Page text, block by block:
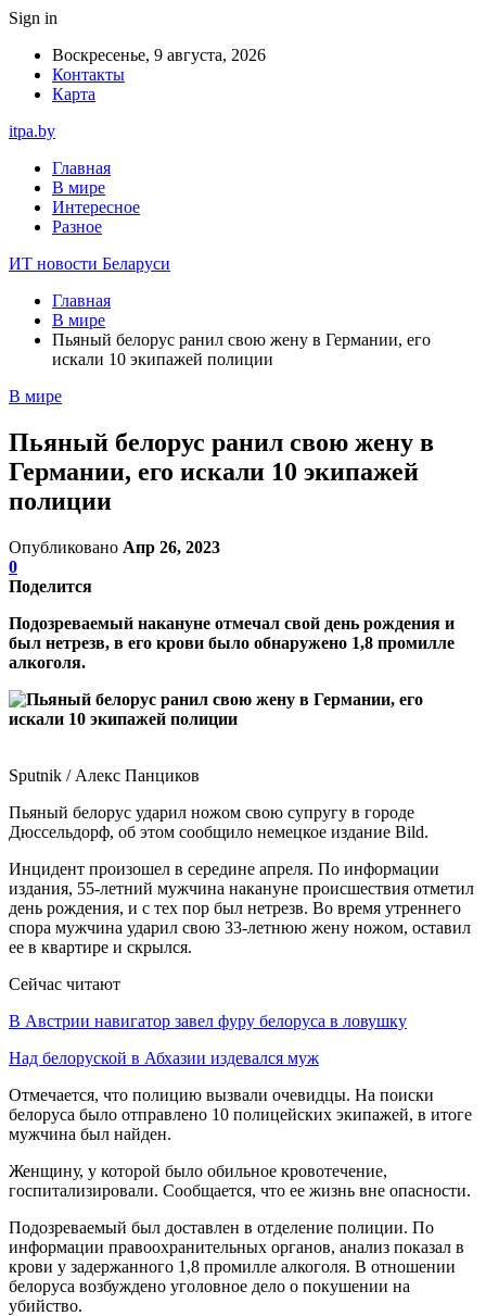
Sign in
Воскресенье, 9 августа, 2026
Контакты
Карта
itpa.by
Главная
В мире
Интересное
Разное
ИТ новости Беларуси
Главная
В мире
Пьяный белорус ранил свою жену в Германии, его
искали 10 экипажей полиции
В мире
Пьяный белорус ранил свою жену в
Германии, его искали 10 экипажей
полиции
Опубликовано Апр 26, 2023
0
Поделится
Подозреваемый накануне отмечал свой день рождения и
был нетрезв, в его крови было обнаружено 1,8 промилле
алкоголя.
Sputnik / Алекс Панциков
Пьяный белорус ударил ножом свою супругу в городе
Дюссельдорф, об этом сообщило немецкое издание Bild.
Инцидент произошел в середине апреля. По информации
издания, 55-летний мужчина накануне происшествия отметил
день рождения, и с тех пор был нетрезв. Во время утреннего
спора мужчина ударил свою 33-летнюю жену ножом, оставил
ее в квартире и скрылся.
Сейчас читают
В Австрии навигатор завел фуру белоруса в ловушку
Над белоруской в Абхазии издевался муж
Отмечается, что полицию вызвали очевидцы. На поиски
белоруса было отправлено 10 полицейских экипажей, в итоге
мужчина был найден.
Женщину, у которой было обильное кровотечение,
госпитализировали. Сообщается, что ее жизнь вне опасности.
Подозреваемый был доставлен в отделение полиции. По
информации правоохранительных органов, анализ показал в
крови у задержанного 1,8 промилле алкоголя. В отношении
белоруса возбуждено уголовное дело о покушении на
убийство.